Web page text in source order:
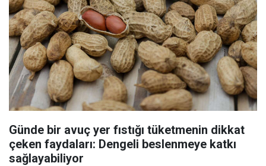
Günde bir avuç yer fıstığı tüketmenin dikkat
çeken faydaları: Dengeli beslenmeye katkı
sağlayabiliyor